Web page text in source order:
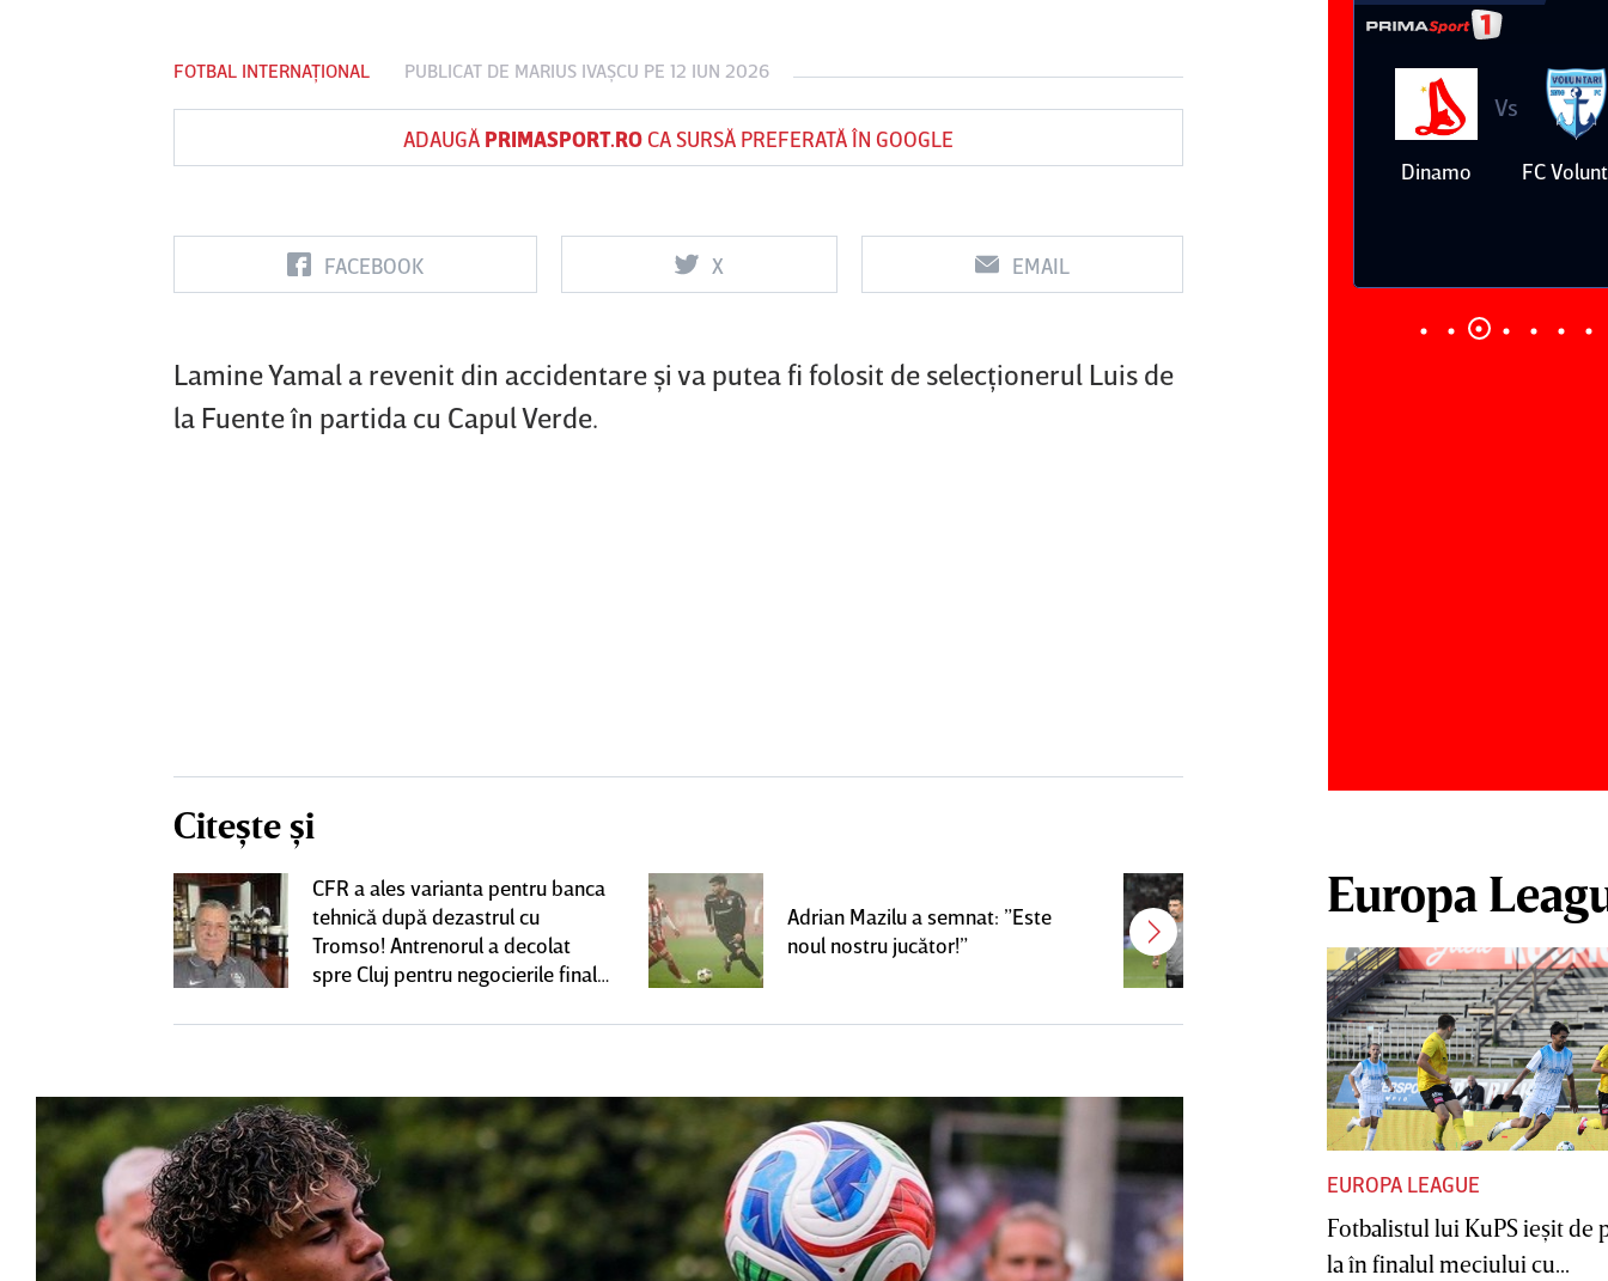
FOTBAL INTERNAȚIONAL PUBLICAT DE MARIUS IVAŞCU PE 12 IUN 2026
ADAUGĂ PRIMASPORT.ROCA SURSĂ PREFERATĂ ÎN GOOGLE
FACEBOOK X EMAIL
Lamine Yamal a revenit din accidentare şi va putea fi folosit de selecţionerul Luis de
la Fuente în partida cu Capul Verde.
Citește și
CFR a ales varianta pentru banca
tehnică după dezastrul cu
Tromso! Antrenorul a decolat
spre Cluj pentru negocierile finale
Adrian Mazilu a semnat: ”Este
noul nostru jucător!”
Antonio Folha a fost demis de la
CFR Cluj! Alţi 3 jucători sunt OUT
FC Botoşani
Vs
Corvinul
Sepsi OSK Sf
Vs
FCSB UTA Arad
0
Vs
Rapid
0
Farul
Vs
Dinamo
Vs
FC
Europa
EUROPA LEAGUE
Fotbalistul lui KuPS ieşit de
la în finalul meciului cu...